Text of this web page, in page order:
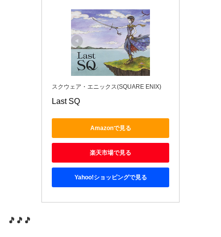
スクウェア・エニックス(SQUARE ENIX)
Last SQ
Amazonで見る
楽天市場で見る
Yahoo!ショッピングで見る
🎵🎵🎵